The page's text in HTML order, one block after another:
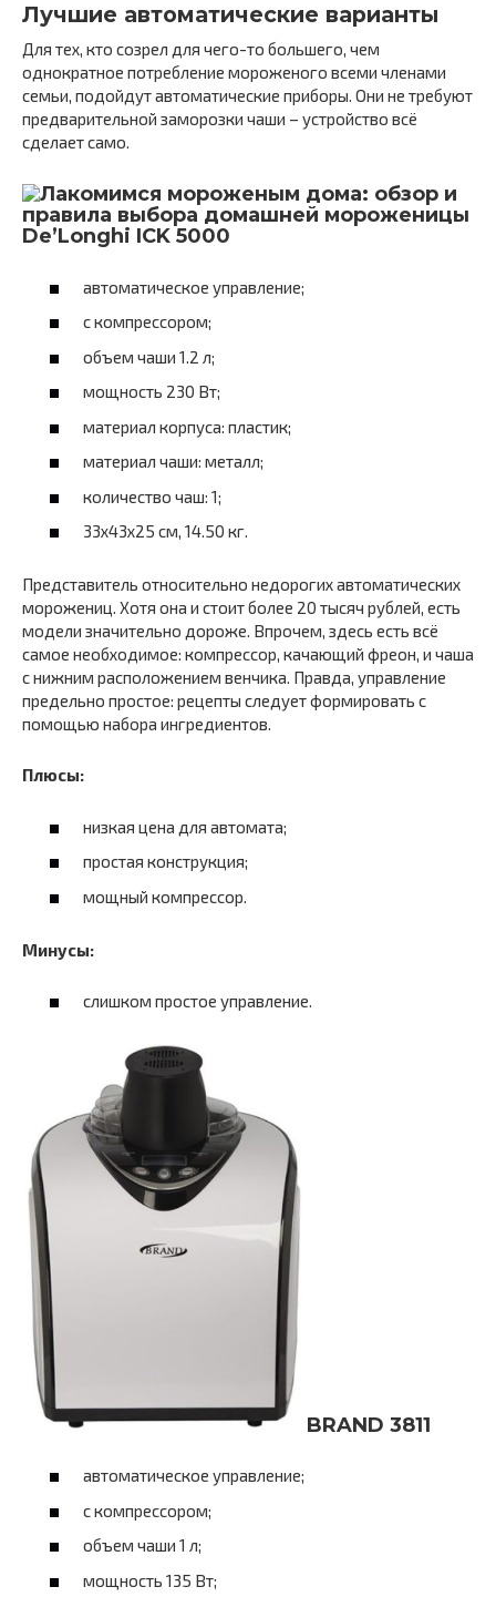
Лучшие автоматические варианты
Для тех, кто созрел для чего-то большего, чем
однократное потребление мороженого всеми членами
семьи, подойдут автоматические приборы. Они не требуют
предварительной заморозки чаши – устройство всё
сделает само.
De’Longhi ICK 5000
автоматическое управление;
с компрессором;
объем чаши 1.2 л;
мощность 230 Вт;
материал корпуса: пластик;
материал чаши: металл;
количество чаш: 1;
33x43x25 см, 14.50 кг.
Представитель относительно недорогих автоматических
морожениц. Хотя она и стоит более 20 тысяч рублей, есть
модели значительно дороже. Впрочем, здесь есть всё
самое необходимое: компрессор, качающий фреон, и чаша
с нижним расположением венчика. Правда, управление
предельно простое: рецепты следует формировать с
помощью набора ингредиентов.
Плюсы:
низкая цена для автомата;
простая конструкция;
мощный компрессор.
Минусы:
слишком простое управление.
BRAND 3811
автоматическое управление;
с компрессором;
объем чаши 1 л;
мощность 135 Вт;